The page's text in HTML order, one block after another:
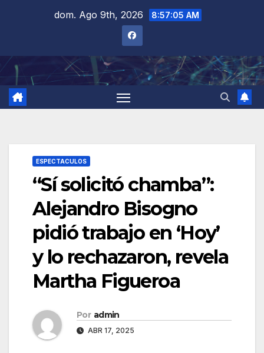
dom. Ago 9th, 2026 8:57:06 AM
ESPECTACULOS
“Sí solicitó chamba”:
Alejandro Bisogno
pidió trabajo en ‘Hoy’
y lo rechazaron, revela
Martha Figueroa
Por admin
ABR 17, 2025